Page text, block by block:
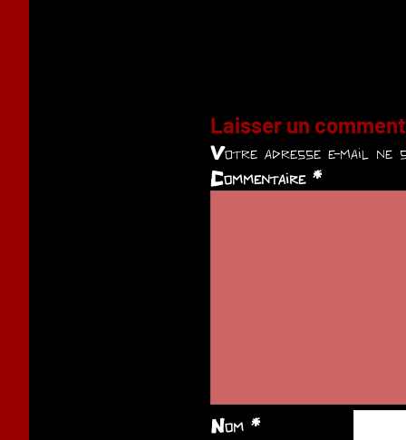
Laisser un
Votre adresse e-mail ne
Commentaire *
Nom *